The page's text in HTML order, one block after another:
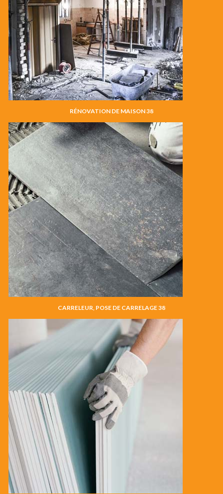
RÉNOVATION DE MAISON 38
CARRELEUR, POSE DE CARRELAGE 38